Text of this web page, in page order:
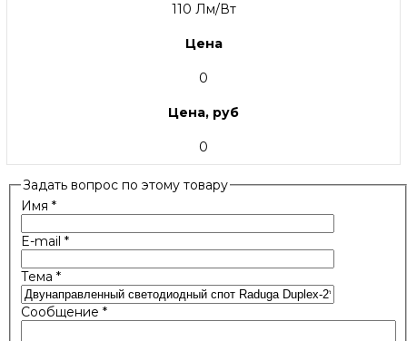
110 Лм/Вт
Цена
0
Цена, руб
0
Задать вопрос по этому товару
Имя *
E-mail *
Тема *
Сообщение *